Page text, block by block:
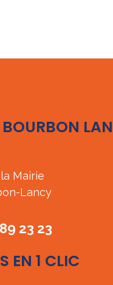
BOURBON
Mairie
Lancy
23 23
EN 1 CLIC